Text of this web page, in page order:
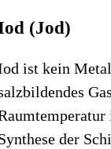
(Jod)
ist kein
der